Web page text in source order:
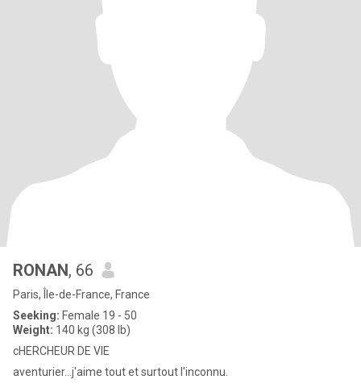
RONAN, 66
Paris, Île-de-France, France
Seeking: Female 19 - 50
Weight: 140 kg (308 lb)
cHERCHEUR DE VIE
aventurier...j'aime tout et surtout l'inconnu.